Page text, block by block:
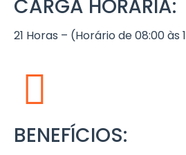
CARGA HORÁRIA:
21 Horas – (Horário de 08:00 às
BENEFÍCIOS: